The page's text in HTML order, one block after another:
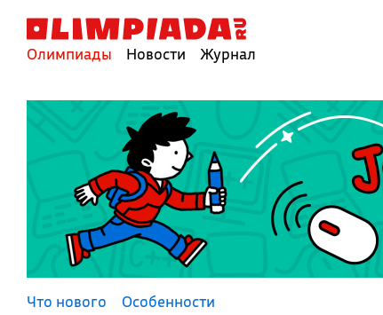
Олимпиады Новости Журнал
Что нового Особенности